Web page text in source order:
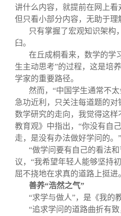
讲什么内容，就提前在网上看
但只看小部分内容，无助于理
只有掌握了宏观知识架构
臼。
在丘成桐看来，数学的学
生主动思考”的过程，这是培
学家的重要路径。
然而，“中国学生通常不
急功近利，只关注每道题的
数学研究的走向，我觉得这样
教育观》中指出，“你没有自
走，是没有办法做好学问的。”
“做学问要有自己的看法
议，“我希望年轻人能够坚持
屈不挠地在求真的道路上挺进
善养“浩然之气”
“求学与做人”，是《我的
“追求学问的道路曲折有